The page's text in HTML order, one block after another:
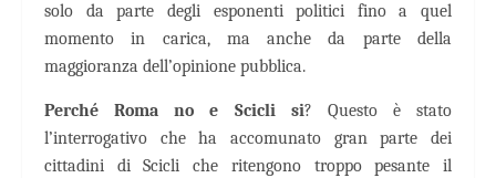
solo da parte degli esponenti politici fino a quel
momento in carica, ma anche da parte della
maggioranza dell’opinione pubblica.
Perché Roma no e Scicli si? Questo è stato
l’interrogativo che ha accomunato gran parte dei
cittadini di Scicli che ritengono troppo pesante il